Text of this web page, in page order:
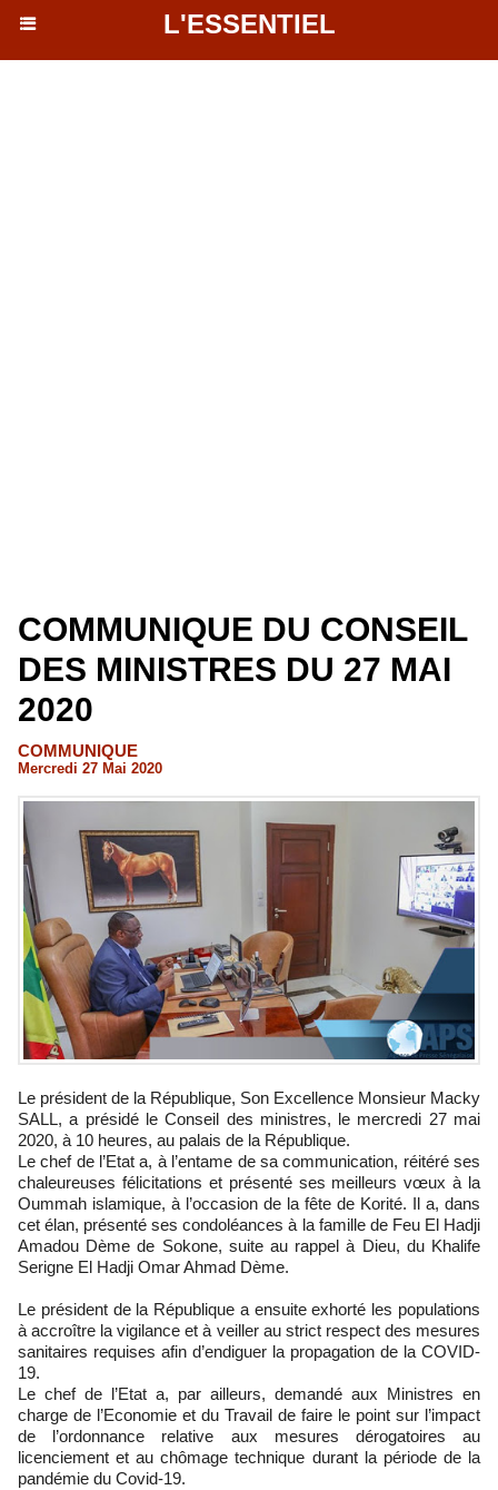
L'ESSENTIEL
COMMUNIQUE DU CONSEIL
DES MINISTRES DU 27 MAI
2020
COMMUNIQUE
Mercredi 27 Mai 2020
Le président de la République, Son Excellence Monsieur Macky
SALL, a présidé le Conseil des ministres, le mercredi 27 mai
2020, à 10 heures, au palais de la République.
Le chef de l’Etat a, à l’entame de sa communication, réitéré ses
chaleureuses félicitations et présenté ses meilleurs vœux à la
Oummah islamique, à l’occasion de la fête de Korité. Il a, dans
cet élan, présenté ses condoléances à la famille de Feu El Hadji
Amadou Dème de Sokone, suite au rappel à Dieu, du Khalife
Serigne El Hadji Omar Ahmad Dème.
Le président de la République a ensuite exhorté les populations
à accroître la vigilance et à veiller au strict respect des mesures
sanitaires requises afin d’endiguer la propagation de la COVID-
19.
Le chef de l’Etat a, par ailleurs, demandé aux Ministres en
charge de l’Economie et du Travail de faire le point sur l’impact
de l’ordonnance relative aux mesures dérogatoires au
licenciement et au chômage technique durant la période de la
pandémie du Covid-19.